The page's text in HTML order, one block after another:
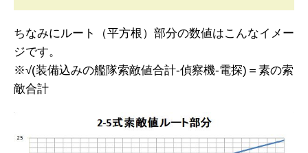
ちなみにルート（平方根）部分の数値はこんなイメー
ジです。
※√(装備込みの艦隊索敵値合計-偵察機-電探)＝素の索
敵合計